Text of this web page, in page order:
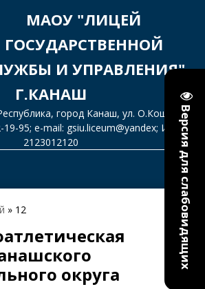
Версия для слабовидящих
МАОУ "ЛИЦЕЙ
ГОСУДАРСТВЕННОЙ
И УПРАВЛЕНИЯ"
Г.КАНАШ
город Канаш, ул. О.Кошевого,
19-95; e-mail: gsiu.liceum@yandex; ИНН
2123012120
» 12
округа